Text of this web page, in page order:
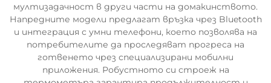
мултизадачност в други части на домакинството.
Напредните модели предлагат връзка чрез Bluetooth
и интеграция с умни телефони, което позволява на
потребителите да проследяват прогреса на
готвенето чрез специализирани мобилни
приложения. Робустното си строеж на